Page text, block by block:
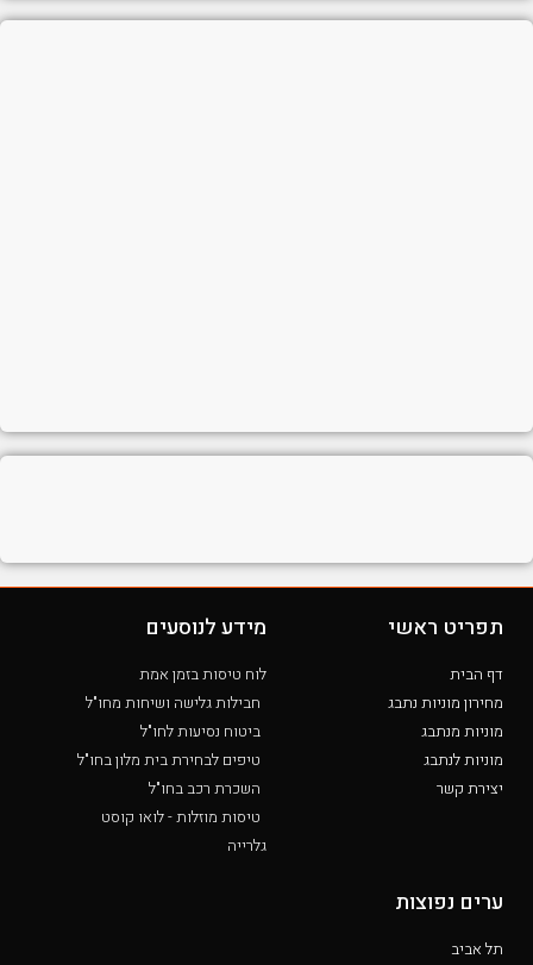
תפריט ראשי
דף הבית
מחירון מוניות נתבג
מוניות מנתבג
מוניות לנתבג
יצירת קשר
מידע לנוסעים
לוח טיסות בזמן אמת
חבילות גלישה ושיחות מחו"ל
ביטוח נסיעות לחו"ל
טיפים לבחירת בית מלון בחו"ל
השכרת רכב בחו"ל
טיסות מוזלות - לואו קוסט
גלרייה
ערים נפוצות
תל אביב